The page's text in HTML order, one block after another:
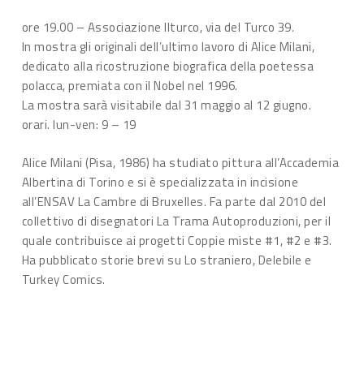
ore 19.00 – Associazione Ilturco, via del Turco 39.
In mostra gli originali dell’ultimo lavoro di Alice Milani,
dedicato alla ricostruzione biografica della poetessa
polacca, premiata con il Nobel nel 1996.
La mostra sarà visitabile dal 31 maggio al 12 giugno.
orari. lun-ven: 9 – 19
Alice Milani (Pisa, 1986) ha studiato pittura all’Accademia
Albertina di Torino e si è specializzata in incisione
all’ENSAV La Cambre di Bruxelles. Fa parte dal 2010 del
collettivo di disegnatori La Trama Autoproduzioni, per il
quale contribuisce ai progetti Coppie miste #1, #2 e #3.
Ha pubblicato storie brevi su Lo straniero, Delebile e
Turkey Comics.